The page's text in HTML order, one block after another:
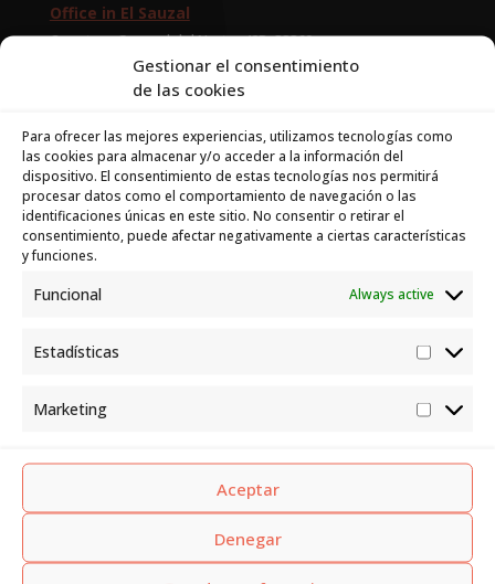
Gestionar el consentimiento
de las cookies
Para ofrecer las mejores experiencias, utilizamos tecnologías como
las cookies para almacenar y/o acceder a la información del
dispositivo. El consentimiento de estas tecnologías nos permitirá
procesar datos como el comportamiento de navegación o las
identificaciones únicas en este sitio. No consentir o retirar el
consentimiento, puede afectar negativamente a ciertas características
y funciones.
Funcional Always active
Estadísticas
Marketing
Aceptar
Denegar
CONTACT US
Office in El Sauzal
Carretera General del Norte, 42B, 38360,
El Sauzal, Santa Cruz de Tenerife.
Monday to Friday | 09:00 – 14:00
Saturday and Sunday | CLOSED
Office in Puerdo de La Cruz
Calle Las Lonjas, 1, Local 3, 38360, Puerto
922 37 63 48
Subscribe to our